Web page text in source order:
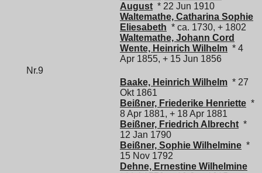
August * 22 Jun 1910
Waltemathe, Catharina Sophie
Eliesabeth * ca. 1730, + 1802
Waltemathe, Johann Cord
Wente, Heinrich Wilhelm * 4
Apr 1855, + 15 Jun 1856
Nr.9
Baake, Heinrich Wilhelm * 27
Okt 1861
Beißner, Friederike Henriette *
8 Apr 1881, + 18 Apr 1881
Beißner, Friedrich Albrecht *
12 Jan 1790
Beißner, Sophie Wilhelmine *
15 Nov 1792
Dehne, Ernestine Wilhelmine